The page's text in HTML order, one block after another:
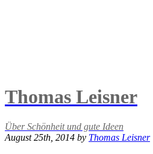
Thomas Leisner
Über Schönheit und gute Ideen
August 25th, 2014 by Thomas Leisner